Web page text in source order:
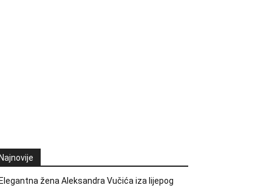
žena Aleksandra Vučića iza lijepog